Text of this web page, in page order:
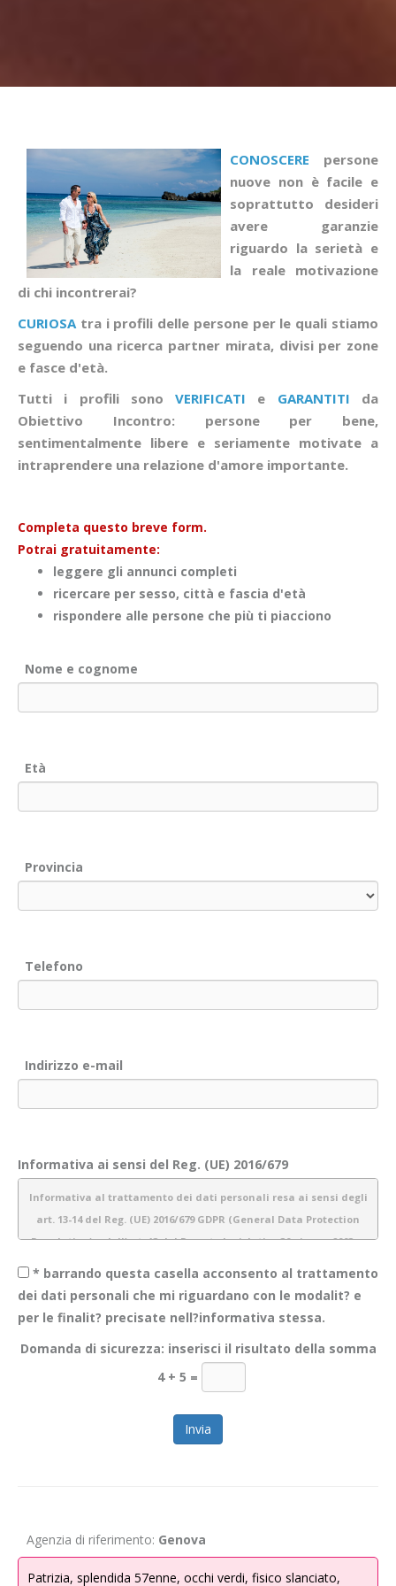
CONOSCERE persone
nuove non è facile e
soprattutto desideri
avere garanzie
riguardo la serietà e
la reale motivazione
di chi incontrerai?
CURIOSA tra i profili delle persone per le quali stiamo
seguendo una ricerca partner mirata, divisi per zone
e fasce d'età.
Tutti i profili sonoVERIFICATI e GARANTITI da
Obiettivo Incontro: persone per bene,
sentimentalmente libere e seriamente motivate a
intraprendere una relazione d'amore importante.
Completa questo breve form.
Potrai gratuitamente:
leggere gli annunci completi
ricercare per sesso, città e fascia d'età
rispondere alle persone che più ti piacciono
Nome e cognome
Età
Provincia
Telefono
Indirizzo e-mail
Informativa ai sensi del Reg. (UE) 2016/679
Informativa al trattamento dei dati personali resa ai sensi degli
art. 13-14 del Reg. (UE) 2016/679 GDPR (General Data Protection
Regulation) e dell’art. 13 del Decreto legislativo 30 giugno 2003 n.
1.Introduzione
Obiettivo Incontro S.r.l. è consapevole dell’importanza della protezione
dei dati personali e del rispetto della privacy dei propri utenti. Pertanto
garantiamo sicurezza e riservatezza durante l’elaborazione delle
informazioni personali dei nostri utenti.
informazioni raccolte tramite canali diversi dal presente sito web. Lo
* barrando questa casella acconsento al trattamento
dei dati personali che mi riguardano con le modalit? e
per le finalit? precisate nell?informativa stessa.
Domanda di sicurezza: inserisci il risultato della somma
4 + 5 =
Agenzia di riferimento: Genova
Patrizia, splendida 57enne, occhi verdi, fisico slanciato,